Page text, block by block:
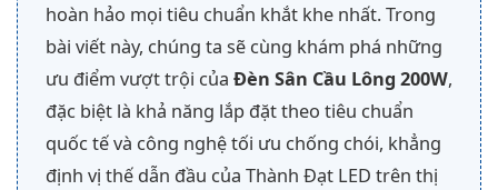
hoàn hảo mọi tiêu chuẩn khắt khe nhất. Trong
bài viết này, chúng ta sẽ cùng khám phá những
ưu điểm vượt trội của Đèn Sân Cầu Lông 200W,
đặc biệt là khả năng lắp đặt theo tiêu chuẩn
quốc tế và công nghệ tối ưu chống chói, khẳng
định vị thế dẫn đầu của Thành Đạt LED trên thị